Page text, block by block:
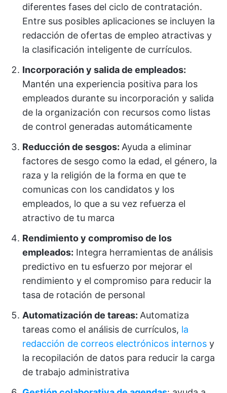
diferentes fases del ciclo de contratación.
Entre sus posibles aplicaciones se incluyen la
redacción de ofertas de empleo atractivas y
la clasificación inteligente de currículos.
Incorporación y salida de empleados:
Mantén una experiencia positiva para los
empleados durante su incorporación y salida
de la organización con recursos como listas
de control generadas automáticamente
Reducción de sesgos: Ayuda a eliminar
factores de sesgo como la edad, el género, la
raza y la religión de la forma en que te
comunicas con los candidatos y los
empleados, lo que a su vez refuerza el
atractivo de tu marca
Rendimiento y compromiso de los
empleados: Integra herramientas de análisis
predictivo en tu esfuerzo por mejorar el
rendimiento y el compromiso para reducir la
tasa de rotación de personal
Automatización de tareas: Automatiza
tareas como el análisis de currículos, la
redacción de correos electrónicos internos y
la recopilación de datos para reducir la carga
de trabajo administrativa